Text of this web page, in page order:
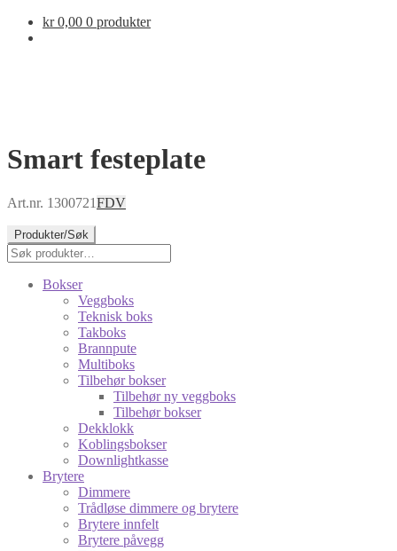
kr0,00 0 produkter
Smart festeplate
Art.nr. 1300721FDV
Produkter/Søk
Søk
etter:
Bokser
Veggboks
Teknisk boks
Takboks
Brannpute
Multiboks
Tilbehør bokser
Tilbehør ny veggboks
Tilbehør bokser
Dekklokk
Koblingsbokser
Downlightkasse
Brytere
Dimmere
Trådløse dimmere og brytere
Brytere innfelt
Brytere påvegg